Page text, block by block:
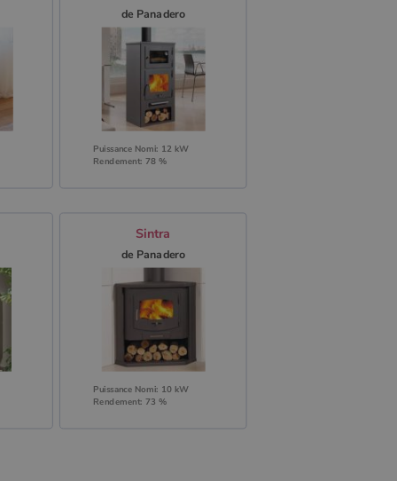
de Panadero
Puissance Nomi: 12 kW
Rendement: 78 %
Sintra
de Panadero
Puissance Nomi: 10 kW
Rendement: 73 %